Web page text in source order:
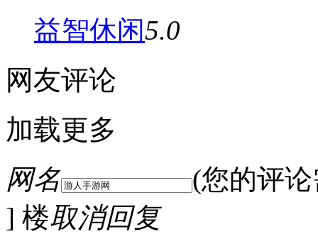
益智休闲5.0
网友评论
加载更多
网名
(您的评
] 楼取消回复